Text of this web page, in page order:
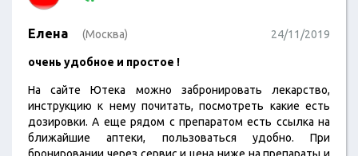
Елена (Москва) 24/11/2019
очень удобное и простое !
На сайте Ютека можно забронировать лекарство,
инструкцию к нему почитать, посмотреть какие есть
дозировки. А еще рядом с препаратом есть ссылка на
ближайшие аптеки, пользоваться удобно. При